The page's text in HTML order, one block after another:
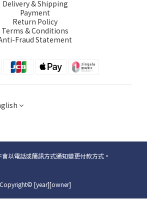
Delivery & Shipping
Payment
Return Policy
Terms & Conditions
Fraud Statement
以電話或簡訊方式通知變更付款方式。
Copyright© [year][owner]